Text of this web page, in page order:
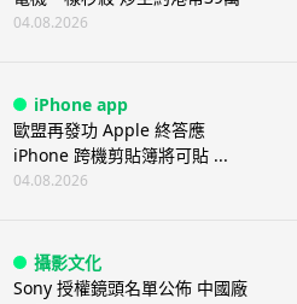
04.08.2026
iPhone app
歐盟再發功 Apple 終答應
iPhone 跨機剪貼簿將可貼 ...
04.08.2026
攝影文化
Sony 授權鏡頭名單公佈 中國廠